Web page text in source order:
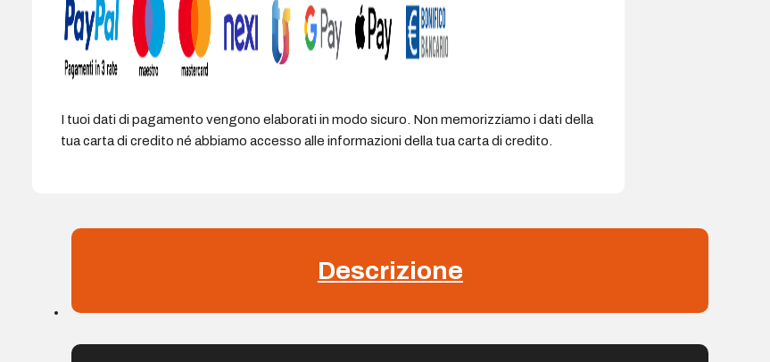
ricaricabile
I tuoi dati di pagamento vengono elaborati in modo sicuro. Non memorizziamo i dati della
tua carta di credito né abbiamo accesso alle informazioni della tua carta di credito.
Descrizione